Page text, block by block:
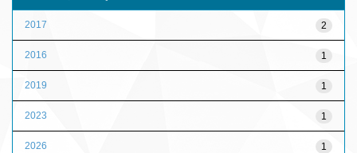
2
2017
1
2016
1
2019
1
2023
1
2026